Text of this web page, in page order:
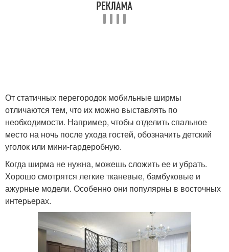
От статичных перегородок мобильные ширмы
отличаются тем, что их можно выставлять по
необходимости. Например, чтобы отделить спальное
место на ночь после ухода гостей, обозначить детский
уголок или мини-гардеробную.
Когда ширма не нужна, можешь сложить ее и убрать.
Хорошо смотрятся легкие тканевые, бамбуковые и
ажурные модели. Особенно они популярны в восточных
интерьерах.